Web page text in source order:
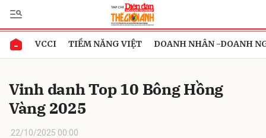
VCCI TIỀM NĂNG VIỆT DOANH NHÂN -DOANH
Vinh danh Top 10 Bông Hồng
Vàng 2025
22/10/2025 00:00
Gửi bình luận